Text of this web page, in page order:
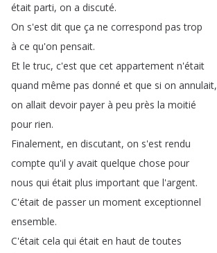
était parti, on a discuté.
On s'est dit que ça ne correspond pas trop
à ce qu'on pensait.
Et le truc, c'est que cet appartement n'était
quand même pas donné et que si on annulait,
on allait devoir payer à peu près la moitié
pour rien.
Finalement, en discutant, on s'est rendu
compte qu'il y avait quelque chose pour
nous qui était plus important que l'argent.
C'était de passer un moment exceptionnel
ensemble.
C'était cela qui était en haut de toutes